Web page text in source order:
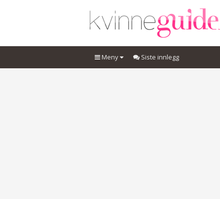
Meny Siste innlegg